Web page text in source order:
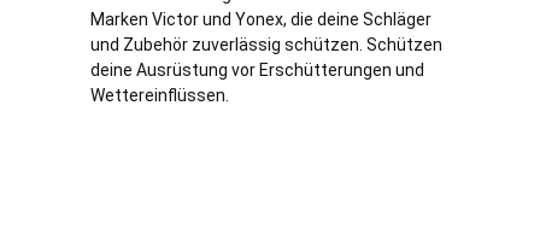
Marken Victor und Yonex, die deine Schläger
und Zubehör zuverlässig schützen. Schützen
deine Ausrüstung vor Erschütterungen und
Wettereinflüssen.